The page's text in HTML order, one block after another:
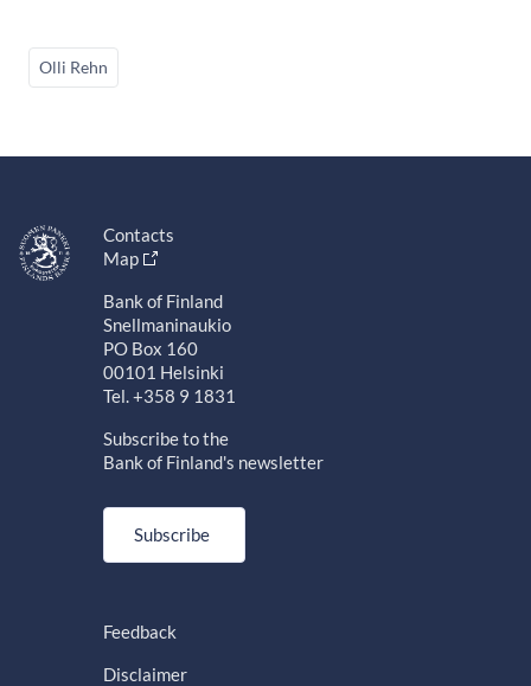
Olli Rehn
Contacts
Map
Bank of Finland
Snellmaninaukio
PO Box 160
00101 Helsinki
Tel. +358 9 1831
Subscribe to the
Bank of Finland's newsletter
Subscribe
Feedback
Disclaimer